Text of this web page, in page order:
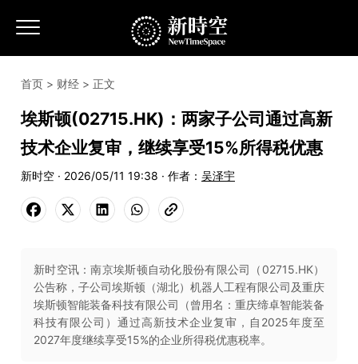
首页 > 财经 > 正文
埃斯顿(02715.HK)：两家子公司通过高新
技术企业复审，继续享受15%所得税优惠
新时空 · 2026/05/11 19:38 · 作者： 吴泽宇
新时空讯：南京埃斯顿自动化股份有限公司（02715.HK）
公告称，子公司埃斯顿（湖北）机器人工程有限公司及重庆
埃斯顿智能装备科技有限公司（曾用名：重庆缔卓智能装备
科技有限公司）通过高新技术企业复审，自2025年度至
2027年度继续享受15%的企业所得税优惠税率。